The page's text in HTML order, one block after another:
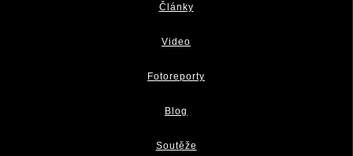
Články
Video
Fotoreporty
Blog
Soutěže